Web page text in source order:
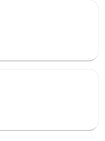
IP57
в футляре: 7